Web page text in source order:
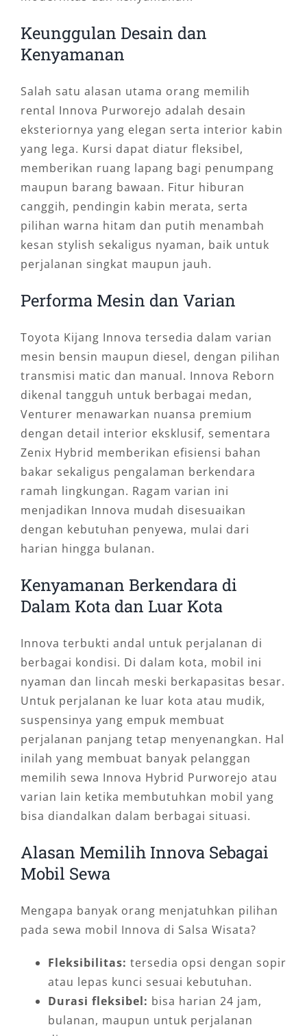
Keunggulan Desain dan
Kenyamanan
Salah satu alasan utama orang memilih
rental Innova Purworejo adalah desain
eksteriornya yang elegan serta interior kabin
yang lega. Kursi dapat diatur fleksibel,
memberikan ruang lapang bagi penumpang
maupun barang bawaan. Fitur hiburan
canggih, pendingin kabin merata, serta
pilihan warna hitam dan putih menambah
kesan stylish sekaligus nyaman, baik untuk
perjalanan singkat maupun jauh.
Performa Mesin dan Varian
Toyota Kijang Innova tersedia dalam varian
mesin bensin maupun diesel, dengan pilihan
transmisi matic dan manual. Innova Reborn
dikenal tangguh untuk berbagai medan,
Venturer menawarkan nuansa premium
dengan detail interior eksklusif, sementara
Zenix Hybrid memberikan efisiensi bahan
bakar sekaligus pengalaman berkendara
ramah lingkungan. Ragam varian ini
menjadikan Innova mudah disesuaikan
dengan kebutuhan penyewa, mulai dari
harian hingga bulanan.
Kenyamanan Berkendara di
Dalam Kota dan Luar Kota
Innova terbukti andal untuk perjalanan di
berbagai kondisi. Di dalam kota, mobil ini
nyaman dan lincah meski berkapasitas besar.
Untuk perjalanan ke luar kota atau mudik,
suspensinya yang empuk membuat
perjalanan panjang tetap menyenangkan. Hal
inilah yang membuat banyak pelanggan
memilih sewa Innova Hybrid Purworejo atau
varian lain ketika membutuhkan mobil yang
bisa diandalkan dalam berbagai situasi.
Alasan Memilih Innova Sebagai
Mobil Sewa
Mengapa banyak orang menjatuhkan pilihan
pada sewa mobil Innova di Salsa Wisata?
Fleksibilitas: tersedia opsi dengan sopir
atau lepas kunci sesuai kebutuhan.
Durasi fleksibel: bisa harian 24 jam,
bulanan, maupun untuk perjalanan